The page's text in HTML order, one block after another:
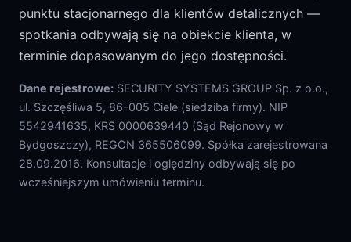
punktu stacjonarnego dla klientów detalicznych —
spotkania odbywają się na obiekcie klienta, w
terminie dopasowanym do jego dostępności.
Dane rejestrowe: SECURITY SYSTEMS GROUP Sp. z o.o.,
ul. Szczęśliwa 5, 86-005 Ciele (siedziba firmy). NIP
5542941635, KRS 0000639440 (Sąd Rejonowy w
Bydgoszczy), REGON 365506099. Spółka zarejestrowana
28.09.2016. Konsultacje i oględziny odbywają się po
wcześniejszym umówieniu terminu.